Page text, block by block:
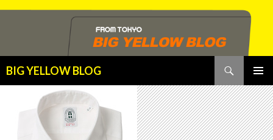
BIG YELLOW BLOG
索
メインメ
ニュー